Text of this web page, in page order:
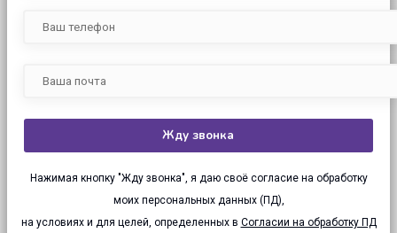
Нажимая кнопку "Жду звонка", я даю своё согласие на обработку
моих персональных данных (ПД),
на условиях и для целей, определенных в Согласии на обработку ПД